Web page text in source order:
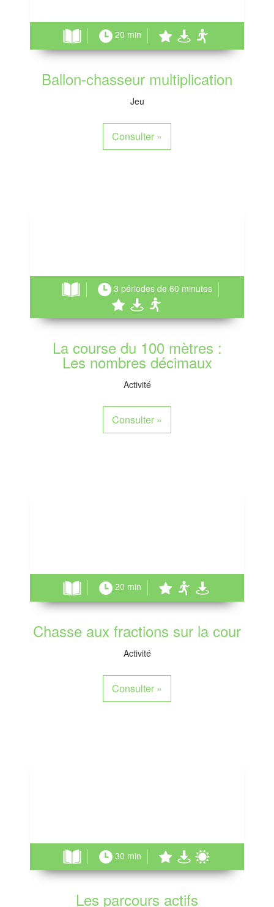
20 min
Ballon-chasseur multiplication
Jeu
Consulter »
3 périodes de 60 minutes
La course du 100 mètres :
Les nombres décimaux
Activité
Consulter »
20 min
Chasse aux fractions sur la cour
Activité
Consulter »
30 min
Les parcours actifs